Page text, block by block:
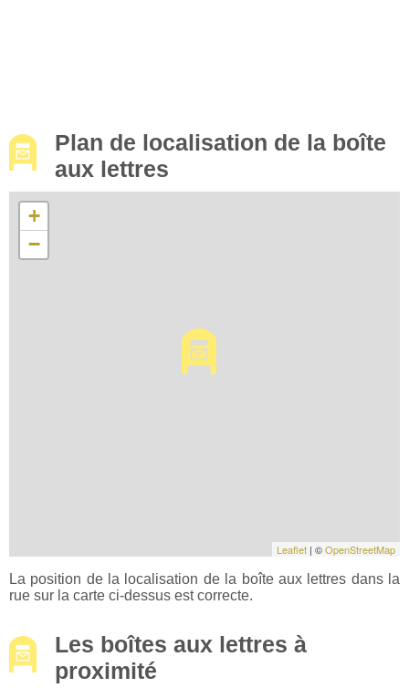
Plan de localisation de la boîte
aux lettres
+
−
Leaflet | ©OpenStreetMap
La position de la localisation de la boîte aux lettres dans la
rue sur la carte ci-dessus est correcte.
Les boîtes aux lettres à
proximité